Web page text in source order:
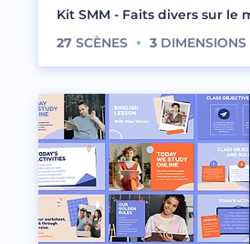
Kit SMM - Faits divers sur le
27 SCÈNES 3 DIMENSIONS